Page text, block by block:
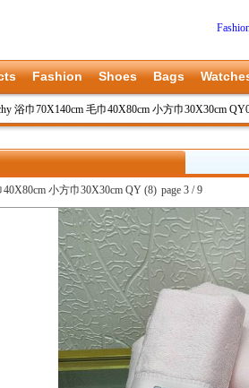
Fashion Shoes Bags
浴巾70X140cm 毛巾40X80cm 小方巾30X30cm
小方巾30X30cm QY (8) page 3 / 9
上一张